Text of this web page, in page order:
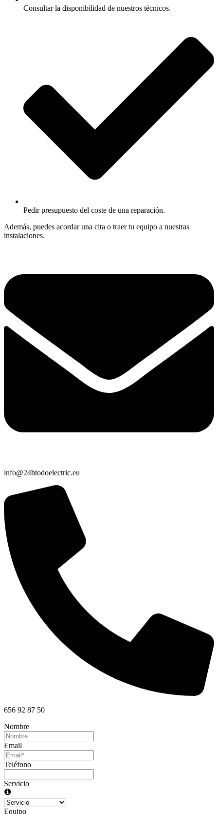
Consultar la disponibilidad de nuestros técnicos.
Pedir presupuesto del coste de una reparación.
Además, puedes acordar una cita o traer tu equipo a nuestras
instalaciones.
info@24htodoelectric.eu
656 92 87 50
Nombre
Email
Teléfono
Servicio
Equipo